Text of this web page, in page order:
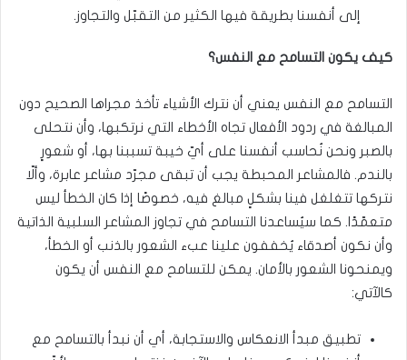
إلى أنفسنا بطريقة فيها الكثير من التقبّل والتجاوز.
كيف يكون التسامح مع النفس؟
التسامح مع النفس يعني أن نترك الأشياء تأخذ مجراها الصحيح دون
المبالغة في ردود الأفعال تجاه الأخطاء التي نرتكبها، وأن نتحلى
بالصبر ونحن نُحاسب أنفسنا على أيّ خيبة تسببنا بها، أو شعورٍ
بالندم. فالمشاعر المحبطة يجب أن تبقى مجرّد مشاعر عابرة، وألّا
نتركها تتغلغل فينا بشكلٍ مبالغ فيه، خصوصًا إذا كان الخطأ ليس
متعمّدًا. كما سيُساعدنا التسامح في تجاوز المشاعر السلبية الذاتية
وأن نكون أصدقاء يُخففون علينا عبء الشعور بالذنب أو الخطأ،
ويمنحونا الشعور بالأمان. يمكن للتسامح مع النفس أن يكون
كالآتي:
تطبيق مبدأ الانعكاس والاستجابة، أي أن نبدأ بالتسامح مع